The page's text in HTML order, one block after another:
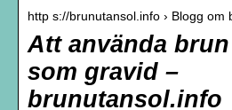
http s://brunutansol.info › Blogg om
Att använda
som gravid –
brunutansol.info